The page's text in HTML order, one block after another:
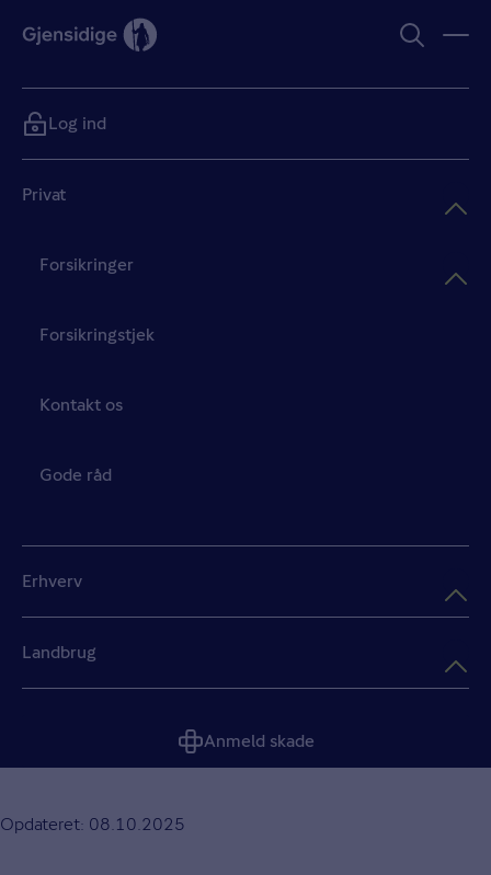
Privat
Forsikringer
Forsikringstjek
Kontakt os
Gode råd
Erhverv
Landbrug
Anmeld skade
Log ind
Opdateret: 08.10.2025